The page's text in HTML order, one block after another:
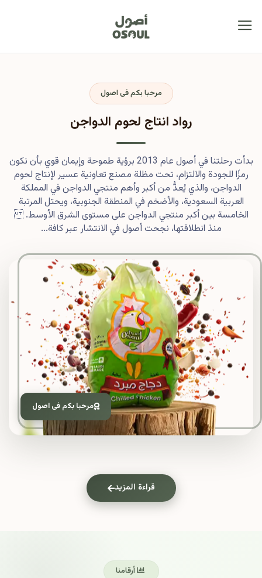
مرحبا بكم فى اصول
مرحبا بكم فى اصول
رواد انتاج لحوم الدواجن
بدأت رحلتنا في أصول عام 2013 برؤية طموحة وإيمان قوي بأن نكون
رمزًا للجودة والالتزام، تحت مظلة مصنع تعاونية عسير لإنتاج لحوم
الدواجن، والذي يُعدُّ من أكبر وأهم منتجي الدواجن في المملكة
العربية السعودية، والأضخم في المنطقة الجنوبية، ويحتل المرتبة
الخامسة بين أكبر منتجي الدواجن على مستوى الشرق الأوسط.
منذ انطلاقتها، نجحت أصول في الانتشار عبر كافة...
قراءة المزيد
أرقامنا